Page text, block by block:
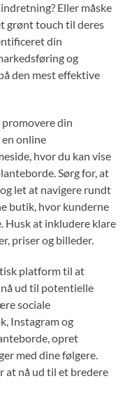
Eller måske
grønt touch til deres
din
og
den mest effektive
promovere din
online
hvor du kan vise
Sørg for, at
let at navigere rundt
butik, hvor kunderne
Husk at inkludere klare
priser og billeder.
platform til at
ud til potentielle
sociale
Instagram og
opret
med dine følgere.
at nå ud til et bredere